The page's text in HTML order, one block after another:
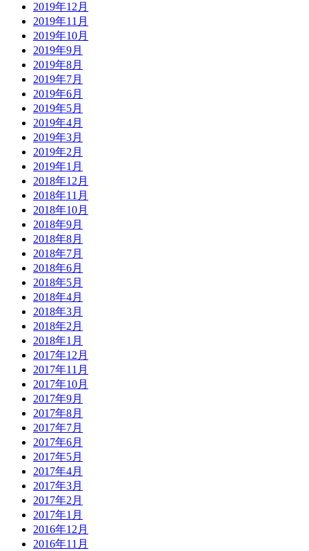
2019年12月
2019年11月
2019年10月
2019年9月
2019年8月
2019年7月
2019年6月
2019年5月
2019年4月
2019年3月
2019年2月
2019年1月
2018年12月
2018年11月
2018年10月
2018年9月
2018年8月
2018年7月
2018年6月
2018年5月
2018年4月
2018年3月
2018年2月
2018年1月
2017年12月
2017年11月
2017年10月
2017年9月
2017年8月
2017年7月
2017年6月
2017年5月
2017年4月
2017年3月
2017年2月
2017年1月
2016年12月
2016年11月